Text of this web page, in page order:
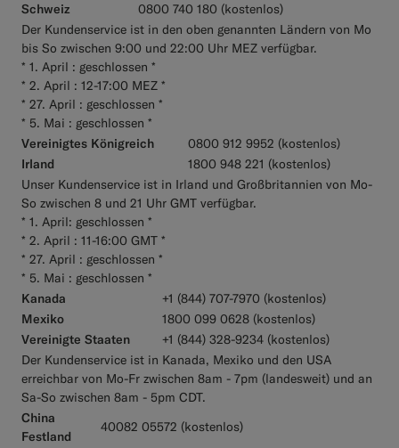
Schweiz
0800 740 180 (kostenlos)
Der Kundenservice ist in den oben genannten Ländern von Mo
bis So zwischen 9:00 und 22:00 Uhr MEZ verfügbar.
* 1. April : geschlossen *
* 2. April : 12-17:00 MEZ *
* 27. April : geschlossen *
* 5. Mai : geschlossen *
Vereinigtes Königreich
0800 912 9952 (kostenlos)
Irland
1800 948 221 (kostenlos)
Unser Kundenservice ist in Irland und Großbritannien von Mo-
So zwischen 8 und 21 Uhr GMT verfügbar.
* 1. April: geschlossen *
* 2. April : 11-16:00 GMT *
* 27. April : geschlossen *
* 5. Mai : geschlossen *
Kanada
+1 (844) 707-7970 (kostenlos)
Mexiko
1800 099 0628 (kostenlos)
Vereinigte Staaten
+1 (844) 328-9234 (kostenlos)
Der Kundenservice ist in Kanada, Mexiko und den USA
erreichbar von Mo-Fr zwischen 8am - 7pm (landesweit) und an
Sa-So zwischen 8am - 5pm CDT.
China
Festland
40082 05572 (kostenlos)